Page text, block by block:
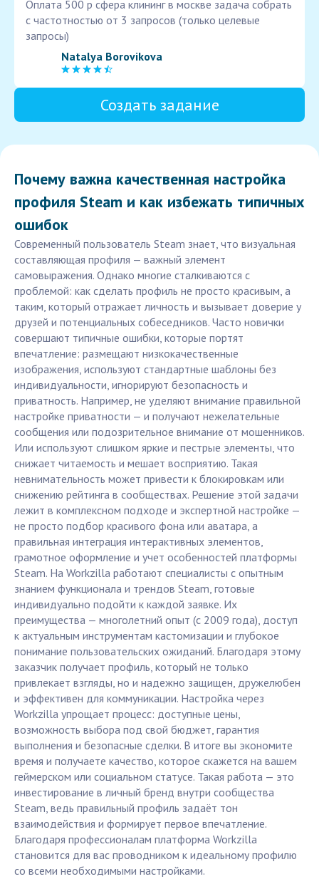
Оплата 500 р сфера клининг в москве задача собрать
с частотностью от 3 запросов (только целевые
запросы)
Natalya Borovikova
Создать задание
Почему важна качественная настройка
профиля Steam и как избежать типичных
ошибок
Современный пользователь Steam знает, что визуальная
составляющая профиля — важный элемент
самовыражения. Однако многие сталкиваются с
проблемой: как сделать профиль не просто красивым, а
таким, который отражает личность и вызывает доверие у
друзей и потенциальных собеседников. Часто новички
совершают типичные ошибки, которые портят
впечатление: размещают низкокачественные
изображения, используют стандартные шаблоны без
индивидуальности, игнорируют безопасность и
приватность. Например, не уделяют внимание правильной
настройке приватности — и получают нежелательные
сообщения или подозрительное внимание от мошенников.
Или используют слишком яркие и пестрые элементы, что
снижает читаемость и мешает восприятию. Такая
невнимательность может привести к блокировкам или
снижению рейтинга в сообществах. Решение этой задачи
лежит в комплексном подходе и экспертной настройке —
не просто подбор красивого фона или аватара, а
правильная интеграция интерактивных элементов,
грамотное оформление и учет особенностей платформы
Steam. На Workzilla работают специалисты с опытным
знанием функционала и трендов Steam, готовые
индивидуально подойти к каждой заявке. Их
преимущества — многолетний опыт (с 2009 года), доступ
к актуальным инструментам кастомизации и глубокое
понимание пользовательских ожиданий. Благодаря этому
заказчик получает профиль, который не только
привлекает взгляды, но и надежно защищен, дружелюбен
и эффективен для коммуникации. Настройка через
Workzilla упрощает процесс: доступные цены,
возможность выбора под свой бюджет, гарантия
выполнения и безопасные сделки. В итоге вы экономите
время и получаете качество, которое скажется на вашем
геймерском или социальном статусе. Такая работа — это
инвестирование в личный бренд внутри сообщества
Steam, ведь правильный профиль задаёт тон
взаимодействия и формирует первое впечатление.
Благодаря профессионалам платформа Workzilla
становится для вас проводником к идеальному профилю
со всеми необходимыми настройками.